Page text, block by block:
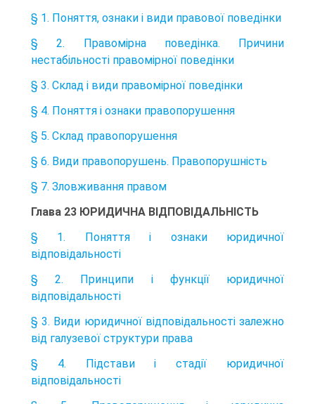
§ 1. Поняття, ознаки і види правової поведінки
§ 2. Правомірна поведінка. Причини
нестабільності правомірної поведінки
§ 3. Склад і види правомірної поведінки
§ 4. Поняття і ознаки правопорушення
§ 5. Склад правопорушення
§ 6. Види правопорушень. Правопорушність
§ 7. Зловживання правом
Глава 23 ЮРИДИЧНА ВІДПОВІДАЛЬНІСТЬ
§ 1. Поняття і ознаки юридичної
відповідальності
§ 2. Принципи і функції юридичної
відповідальності
§ 3. Види юридичної відповідальності залежно
від галузевої структури права
§ 4. Підстави і стадії юридичної
відповідальності